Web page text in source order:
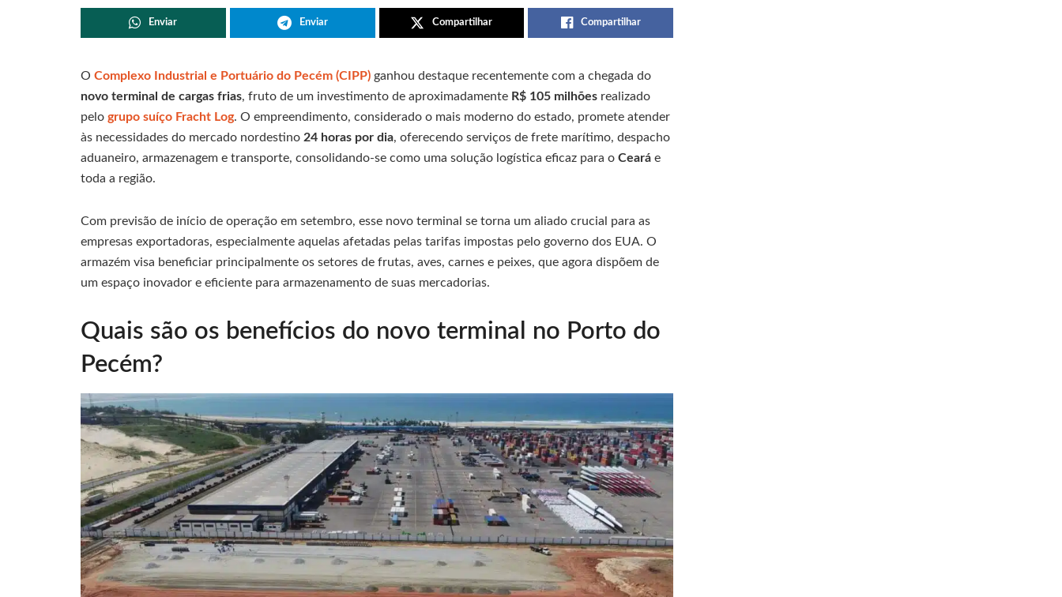
Enviar Enviar Compartilhar Compartilhar
O Complexo Industrial e Portuário do Pecém (CIPP) ganhou destaque recentemente com a chegada do
novo terminal de cargas frias, fruto de um investimento de aproximadamente R$ 105 milhões realizado
pelo grupo suíço Fracht Log. O empreendimento, considerado o mais moderno do estado, promete atender
às necessidades do mercado nordestino 24 horas por dia, oferecendo serviços de frete marítimo, despacho
aduaneiro, armazenagem e transporte, consolidando-se como uma solução logística eficaz para o Ceará e
toda a região.
Com previsão de início de operação em setembro, esse novo terminal se torna um aliado crucial para as
empresas exportadoras, especialmente aquelas afetadas pelas tarifas impostas pelo governo dos EUA. O
armazém visa beneficiar principalmente os setores de frutas, aves, carnes e peixes, que agora dispõem de
um espaço inovador e eficiente para armazenamento de suas mercadorias.
Quais são os benefícios do novo terminal no Porto do
Pecém?